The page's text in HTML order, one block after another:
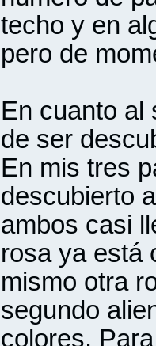
techo y en
pero de
En cuanto al
de ser
En mis tres
descubierto
ambos casi
rosa ya está
mismo otra
segundo
colores.